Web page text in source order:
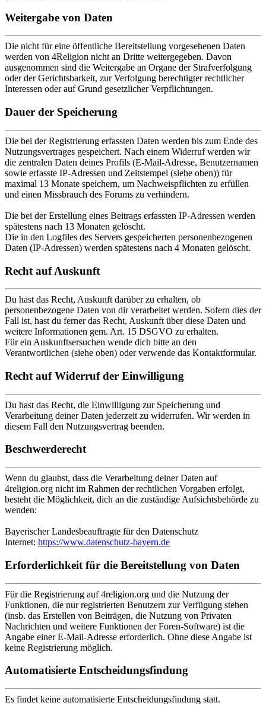
Weitergabe von Daten
Die nicht für eine öffentliche Bereitstellung vorgesehenen Daten
werden von 4Religion nicht an Dritte weitergegeben. Davon
ausgenommen sind die Weitergabe an Organe der Strafverfolgung
oder der Gerichtsbarkeit, zur Verfolgung berechtigter rechtlicher
Interessen oder auf Grund gesetzlicher Verpflichtungen.
Dauer der Speicherung
Die bei der Registrierung erfassten Daten werden bis zum Ende des
Nutzungsvertrages gespeichert. Nach einem Widerruf werden wir
die zentralen Daten deines Profils (E-Mail-Adresse, Benutzernamen
sowie erfasste IP-Adressen und Zeitstempel (siehe oben)) für
maximal 13 Monate speichern, um Nachweispflichten zu erfüllen
und einen Missbrauch des Forums zu verhindern.
Die bei der Erstellung eines Beitrags erfassten IP-Adressen werden
spätestens nach 13 Monaten gelöscht.
Die in den Logfiles des Servers gespeicherten personenbezogenen
Daten (IP-Adressen) werden spätestens nach 4 Monaten gelöscht.
Recht auf Auskunft
Du hast das Recht, Auskunft darüber zu erhalten, ob
personenbezogene Daten von dir verarbeitet werden. Sofern dies der
Fall ist, hast du ferner das Recht, Auskunft über diese Daten und
weitere Informationen gem. Art. 15 DSGVO zu erhalten.
Für ein Auskunftsersuchen wende dich bitte an den
Verantwortlichen (siehe oben) oder verwende das Kontaktformular.
Recht auf Widerruf der Einwilligung
Du hast das Recht, die Einwilligung zur Speicherung und
Verarbeitung deiner Daten jederzeit zu widerrufen. Wir werden in
diesem Fall den Nutzungsvertrag beenden.
Beschwerderecht
Wenn du glaubst, dass die Verarbeitung deiner Daten auf
4religion.org nicht im Rahmen der rechtlichen Vorgaben erfolgt,
besteht die Möglichkeit, dich an die zuständige Aufsichtsbehörde zu
wenden:
Bayerischer Landesbeauftragte für den Datenschutz
Internet: https://www.datenschutz-bayern.de
Erforderlichkeit für die Bereitstellung von Daten
Für die Registrierung auf 4religion.org und die Nutzung der
Funktionen, die nur registrierten Benutzern zur Verfügung stehen
(insb. das Erstellen von Beiträgen, die Nutzung von Privaten
Nachrichten und weitere Funktionen der Foren-Software) ist die
Angabe einer E-Mail-Adresse erforderlich. Ohne diese Angabe ist
keine Registrierung möglich.
Automatisierte Entscheidungsfindung
Es findet keine automatisierte Entscheidungsfindung statt.